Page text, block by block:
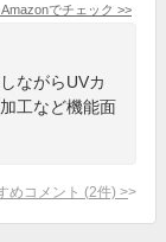
Amazonでチェック >>
ながらUVカ
工など機能面
めコメント (2件) >